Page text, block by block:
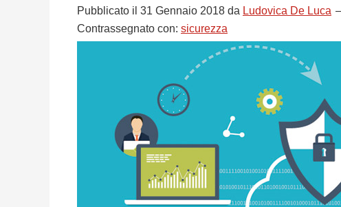
Pubblicato il 31 Gennaio 2018 da Ludovica De Luca
Contrassegnato con: sicurezza